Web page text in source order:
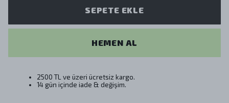
SEPETE EKLE
HEMEN AL
2500 TL ve üzeri ücretsiz kargo.
14 gün içinde iade & değişim.